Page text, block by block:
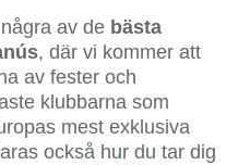
av de bästa
, där vi kommer att
av fester och
klubbarna som
mest exklusiva
också hur du tar dig